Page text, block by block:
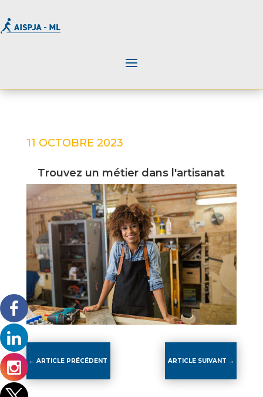
11 OCTOBRE 2023
Trouvez un métier dans l'artisanat
←ARTICLE PRÉCÉDENT ARTICLE SUIVANT →